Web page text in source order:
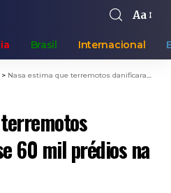
Aa
Brasil Internacional
> Nasa estima que terremotos danificaram quase 60 mil prédios na Venezuela
60 mil prédios na